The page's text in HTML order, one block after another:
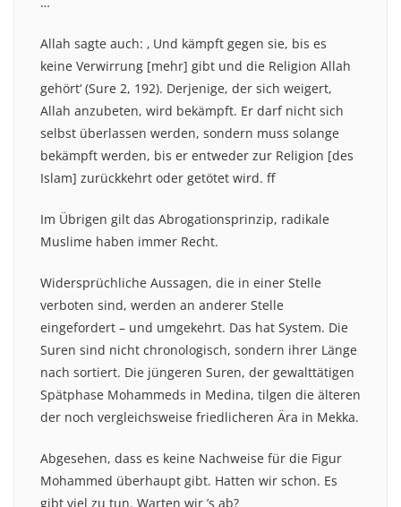
Allah sagte auch: ‚ Und kämpft gegen sie, bis es
keine Verwirrung [mehr] gibt und die Religion Allah
gehört‘ (Sure 2, 192). Derjenige, der sich weigert,
Allah anzubeten, wird bekämpft. Er darf nicht sich
selbst überlassen werden, sondern muss solange
bekämpft werden, bis er entweder zur Religion [des
Islam] zurückkehrt oder getötet wird. ff
Im Übrigen gilt das Abrogationsprinzip, radikale
Muslime haben immer Recht.
Widersprüchliche Aussagen, die in einer Stelle
verboten sind, werden an anderer Stelle
eingefordert – und umgekehrt. Das hat System. Die
Suren sind nicht chronologisch, sondern ihrer Länge
nach sortiert. Die jüngeren Suren, der gewalttätigen
Spätphase Mohammeds in Medina, tilgen die älteren
der noch vergleichsweise friedlicheren Ära in Mekka.
Abgesehen, dass es keine Nachweise für die Figur
Mohammed überhaupt gibt. Hatten wir schon. Es
gibt viel zu tun. Warten wir ’s ab?